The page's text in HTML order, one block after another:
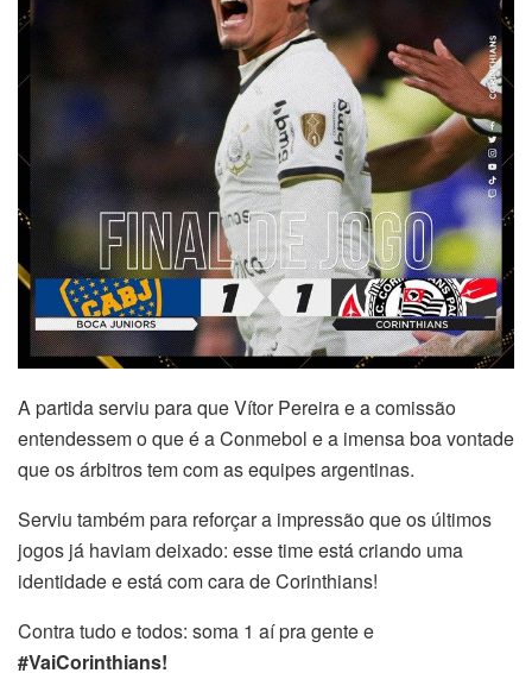
A partida serviu para que Vítor Pereira e a comissão
entendessem o que é a Conmebol e a imensa boa vontade
que os árbitros tem com as equipes argentinas.
Serviu também para reforçar a impressão que os últimos
jogos já haviam deixado: esse time está criando uma
identidade e está com cara de Corinthians!
Contra tudo e todos: soma 1 aí pra gente e
#VaiCorinthians!